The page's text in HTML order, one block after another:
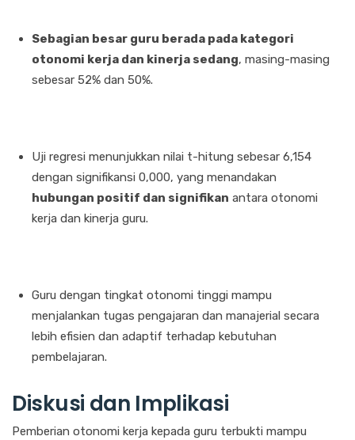
Sebagian besar guru berada pada kategori
otonomi kerja dan kinerja sedang, masing-masing
sebesar 52% dan 50%.
Uji regresi menunjukkan nilai t-hitung sebesar 6,154
dengan signifikansi 0,000, yang menandakan
hubungan positif dan signifikan antara otonomi
kerja dan kinerja guru.
Guru dengan tingkat otonomi tinggi mampu
menjalankan tugas pengajaran dan manajerial secara
lebih efisien dan adaptif terhadap kebutuhan
pembelajaran.
Diskusi dan Implikasi
Pemberian otonomi kerja kepada guru terbukti mampu